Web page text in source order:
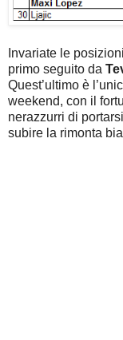
Invariate le
primo seguito da
Quest’ultimo è
weekend, con il
nerazzurri di
subire la rimonta